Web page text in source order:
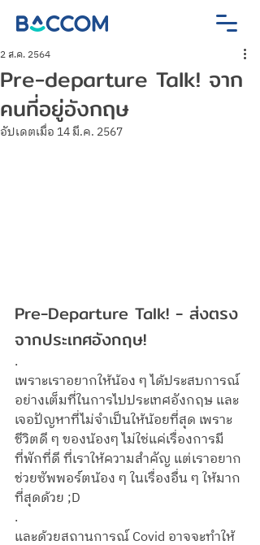
Pre-departure Talk! จาก
คนที่อยู่อังกฤษ
2 ส.ค. 2564
อัปเดตเมื่อ 14 มี.ค. 2567
Pre-Departure Talk! - ส่งตรง
จากประเทศอังกฤษ!
.
เพราะเราอยากให้น้อง ๆ ได้ประสบการณ์
อย่างเต็มที่ในการไปประเทศอังกฤษ และ
เจอปัญหาที่ไม่จำเป็นให้น้อยที่สุด เพราะ
ชีวิตดี ๆ ของน้องๆ ไม่ใช่แค่เรื่องการมี
ที่พักที่ดี ที่เราให้ความสำคัญ แต่เราอยาก
ช่วยซัพพอร์ตน้อง ๆ ในเรื่องอื่น ๆ ให้มาก
ที่สุดด้วย ;D
.
และด้วยสถานการณ์ Covid อาจจะทำให้